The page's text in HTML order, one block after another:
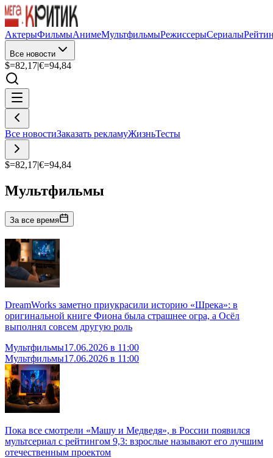
АктерыФильмыАнимеМультфильмыРежиссерыСериалы
Все новости
$=82,17|€=94,84
Все новостиЗаказать рекламуЖизньТесты
$=82,17|€=94,84
Мультфильмы
За все время
DreamWorks заметно приукрасили историю «Шрека»: в
оригинальной книге Фиона была страшнее огра, а Осёл
выполнял совсем другую роль
Мультфильмы17.06.2026 в 11:00
Мультфильмы17.06.2026 в 11:00
Пока все смотрели «Машу и Медведя», в России появился
мультсериал с рейтингом 9,3: взрослые называют его лучшим
отечественным проектом